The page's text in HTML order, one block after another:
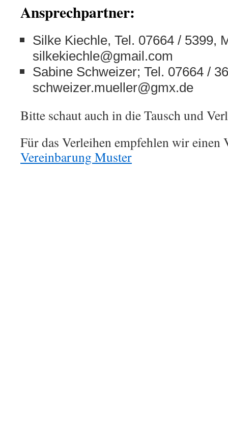
Ansprechpartner:
Silke Kiechle, Tel. 07664 / 5399,
silkekiechle@gmail.com
Sabine Schweizer; Tel. 07664 /
schweizer.mueller@gmx.de
Bitte schaut auch in die Tausch und
Für das Verleihen empfehlen wir einen
Vereinbarung Muster